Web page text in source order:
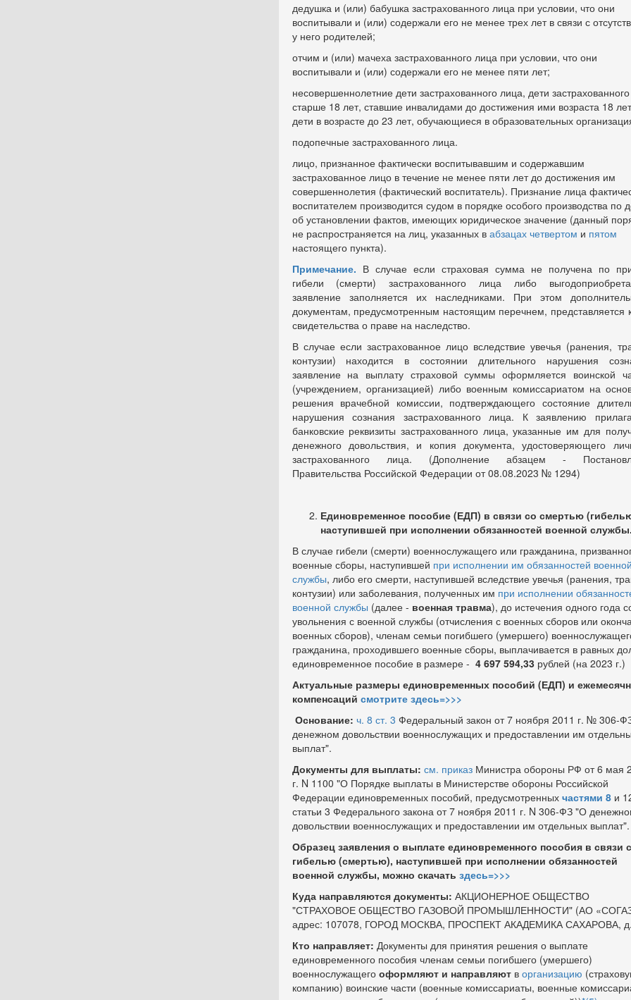
дедушка и (или) бабушка застрахованного лица при условии, что они
воспитывали и (или) содержали его не менее трех лет в связи с
у него родителей;
отчим и (или) мачеха застрахованного лица при условии, что они
воспитывали и (или) содержали его не менее пяти лет;
несовершеннолетние дети застрахованного лица, дети
старше 18 лет, ставшие инвалидами до достижения ими возраста 18
дети в возрасте до 23 лет, обучающиеся в образовательных
подопечные застрахованного лица.
лицо, признанное фактически воспитывавшим и содержавшим
застрахованное лицо в течение не менее пяти лет до достижения им
совершеннолетия (фактический воспитатель). Признание лица
воспитателем производится судом в порядке особого производства по
об установлении фактов, имеющих юридическое значение (данный
не распространяется на лиц, указанных в абзацах четвертом и пятом
настоящего пункта).
Примечание. В случае если страховая сумма не получена по
гибели (смерти) застрахованного лица либо
заявление заполняется их наследниками. При этом
документам, предусмотренным настоящим перечнем, представляется
свидетельства о праве на наследство.
В случае если застрахованное лицо вследствие увечья (ранения,
контузии) находится в состоянии длительного нарушения
заявление на выплату страховой суммы оформляется воинской
(учреждением, организацией) либо военным комиссариатом на
решения врачебной комиссии, подтверждающего состояние
нарушения сознания застрахованного лица. К заявлению
банковские реквизиты застрахованного лица, указанные им для
денежного довольствия, и копия документа, удостоверяющего
застрахованного лица. (Дополнение абзацем -
Правительства Российской Федерации от 08.08.2023 № 1294)
Единовременное пособие (ЕДП) в связи со смертью
наступившей при исполнении обязанностей военной службы.
В случае гибели (смерти) военнослужащего или гражданина,
военные сборы, наступившей при исполнении им обязанностей военной
службы, либо его смерти, наступившей вследствие увечья (ранения,
контузии) или заболевания, полученных им при исполнении
военной службы (далее - военная травма), до истечения одного года
увольнения с военной службы (отчисления с военных сборов или
военных сборов), членам семьи погибшего (умершего)
гражданина, проходившего военные сборы, выплачивается в равных
единовременное пособие в размере - 4 697 594,33 рублей (на 2023 г.)
Актуальные размеры единовременных пособий (ЕДП) и
компенсаций смотрите здесь=>>>
Основание: ч. 8 ст. 3 Федеральный закон от 7 ноября 2011 г. № 306-
денежном довольствии военнослужащих и предоставлении им
выплат".
Документы для выплаты: см. приказМинистра обороны РФ от 6 мая
г. N 1100 "О Порядке выплаты в Министерстве обороны Российской
Федерации единовременных пособий, предусмотренных частями 8и
статьи 3 Федерального закона от 7 ноября 2011 г. N 306-ФЗ "О
довольствии военнослужащих и предоставлении им отдельных выплат".
Образец заявления о выплате единовременного пособия в связи с
гибелью (смертью), наступившей при исполнении обязанностей
военной службы, можно скачать здесь=>>>
Куда направляются документы: АКЦИОНЕРНОЕ ОБЩЕСТВО
"СТРАХОВОЕ ОБЩЕСТВО ГАЗОВОЙ ПРОМЫШЛЕННОСТИ" (АО
адрес: 107078, ГОРОД МОСКВА, ПРОСПЕКТ АКАДЕМИКА САХАРОВА,
Кто направляет: Документы для принятия решения о выплате
единовременного пособия членам семьи погибшего (умершего)
военнослужащего оформляют и направляютв организацию
компанию) воинские части (военные комиссариаты, военные